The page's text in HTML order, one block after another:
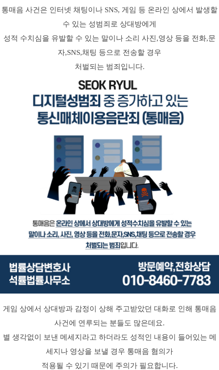
통매음 사건은 인터넷 채팅이나 SNS, 게임 등 온라인 상에서 발생할
수 있는 성범죄로 상대방에게
성적 수치심을 유발할 수 있는 말이나 소리 사진,영상 등을 전화,문
자,SNS,채팅 등으로 전송할 경우
처벌되는 범죄입니다.
게임 상에서 상대방과 감정이 상해 주고받았던 대화로 인해 통매음
사건에 연루되는 분들도 많은데요.
별 생각없이 보낸 메세지라고 하더라도 성적인 내용이 들어있는 메
세지나 영상을 보낼 경우 통매음 혐의가
적용될 수 있기 때문에 주의가 필요합니다.